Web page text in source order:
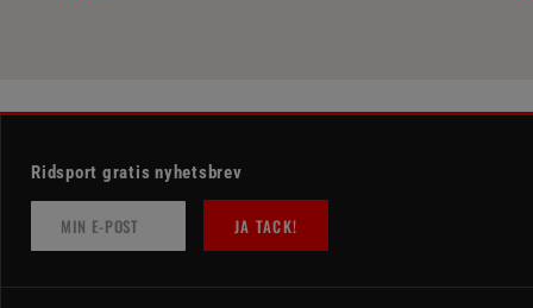
Ridsport gratis nyhetsbrev
JA TACK!